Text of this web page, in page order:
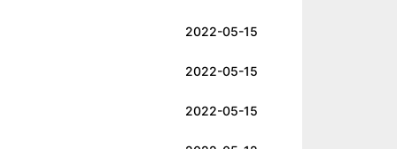
2022-05-15
2022-05-15
2022-05-15